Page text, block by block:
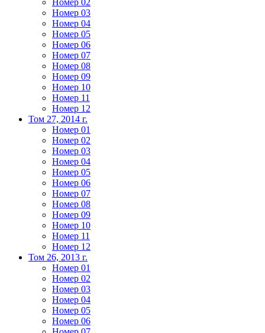
Номер 02
Номер 03
Номер 04
Номер 05
Номер 06
Номер 07
Номер 08
Номер 09
Номер 10
Номер 11
Номер 12
Том 27, 2014 г.
Номер 01
Номер 02
Номер 03
Номер 04
Номер 05
Номер 06
Номер 07
Номер 08
Номер 09
Номер 10
Номер 11
Номер 12
Том 26, 2013 г.
Номер 01
Номер 02
Номер 03
Номер 04
Номер 05
Номер 06